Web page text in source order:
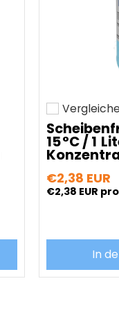
Hinzufügen
15 °C / 1
€2,38 EUR
€2,38 EUR
In